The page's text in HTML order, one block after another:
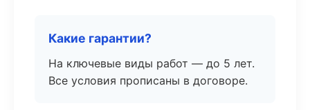
Какие гарантии?
На ключевые виды работ — до 5 лет.
Все условия прописаны в договоре.